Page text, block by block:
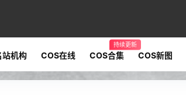
站机构 COS在线 COS合集
持续更新
COS新图